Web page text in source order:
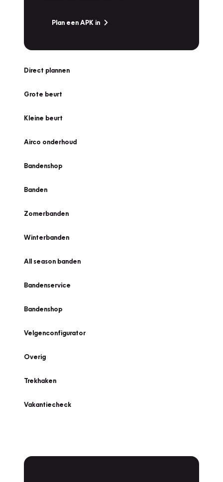
Plan een APK in
Direct plannen
Grote beurt
Kleine beurt
Airco onderhoud
Bandenshop
Banden
Zomerbanden
Winterbanden
All season banden
Bandenservice
Bandenshop
Velgenconfigurator
Overig
Trekhaken
Vakantiecheck